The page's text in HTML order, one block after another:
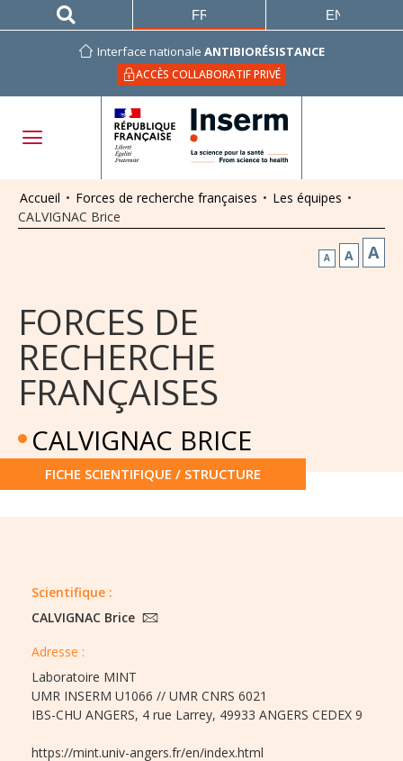
Interface nationale ANTIBIORÉSISTANCE
ACCÈS COLLABORATIF PRIVÉ
FRANÇAIS ENGLISH
Accueil • Forces de recherche françaises • Les équipes •
CALVIGNAC Brice
A A A
FORCES DE
RECHERCHE
FRANÇAISES
CALVIGNAC BRICE
FICHE SCIENTIFIQUE / STRUCTURE
Scientifique :
CALVIGNAC Brice
Adresse :
Laboratoire MINT
UMR INSERM U1066 // UMR CNRS 6021
IBS-CHU ANGERS, 4 rue Larrey, 49933 ANGERS CEDEX 9
https://mint.univ-angers.fr/en/index.html